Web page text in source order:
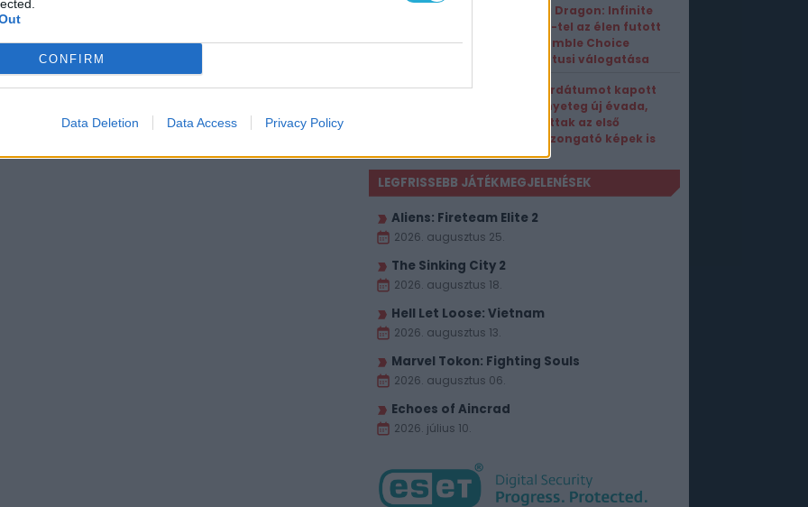
CONFIRM
Data Deletion Data Access Privacy Policy
A Like a Dragon: Infinite
Wealth-tel az élen futott
be a Humble Choice
augusztusi válogatása
Premierdátumot kapott
a Szörnyeteg új évada,
befutottak az első
hátborzongató képek is
LEGFRISSEBB JÁTÉKMEGJELENÉSEK
Aliens: Fireteam Elite 2
2026. augusztus 25.
The Sinking City 2
2026. augusztus 18.
Hell Let Loose: Vietnam
2026. augusztus 13.
Marvel Tokon: Fighting Souls
2026. augusztus 06.
Echoes of Aincrad
2026. július 10.